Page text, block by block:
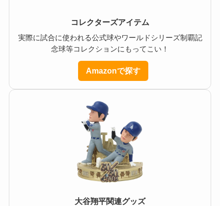
コレクターズアイテム
実際に試合に使われる公式球やワールドシリーズ制覇記
念球等コレクションにもってこい！
Amazonで探す
大谷翔平関連グッズ